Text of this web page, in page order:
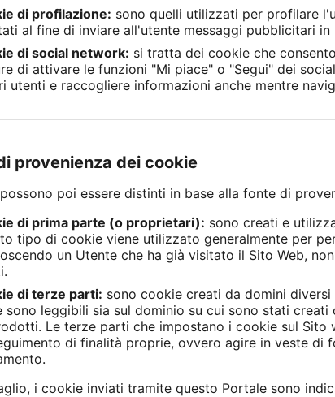
di profilazione: sono quelli utilizzati per profilare
al fine di inviare all'utente messaggi pubblicitari
di social network: si tratta dei cookie che
di attivare le funzioni "Mi piace" o "Segui" dei
utenti e raccogliere informazioni anche mentre
provenienza dei cookie
poi essere distinti in base alla fonte di
di prima parte (o proprietari): sono creati e
tipo di cookie viene utilizzato generalmente per
un Utente che ha già visitato il Sito Web,
di terze parti: sono cookie creati da domini
sono leggibili sia sul dominio su cui sono stati
Le terze parti che impostano i cookie sul
di finalità proprie, ovvero agire in veste di
i cookie inviati tramite questo Portale sono